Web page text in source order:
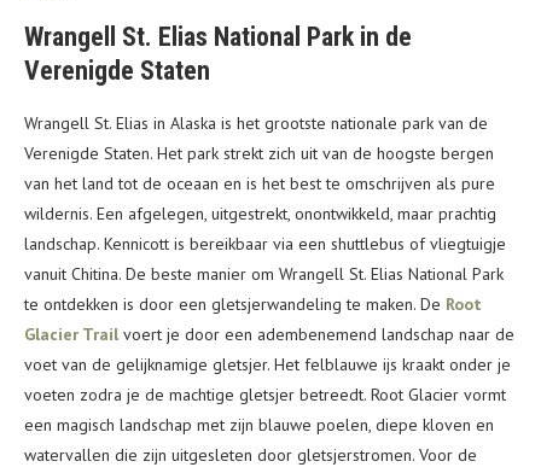
Wrangell St. Elias National Park in de
Verenigde Staten
Wrangell St. Elias in Alaska is het grootste nationale park van de
Verenigde Staten. Het park strekt zich uit van de hoogste bergen
van het land tot de oceaan en is het best te omschrijven als pure
wildernis. Een afgelegen, uitgestrekt, onontwikkeld, maar prachtig
landschap. Kennicott is bereikbaar via een shuttlebus of vliegtuigje
vanuit Chitina. De beste manier om Wrangell St. Elias National Park
te ontdekken is door een gletsjerwandeling te maken. De Root
Glacier Trailvoert je door een adembenemend landschap naar de
voet van de gelijknamige gletsjer. Het felblauwe ijs kraakt onder je
voeten zodra je de machtige gletsjer betreedt. Root Glacier vormt
een magisch landschap met zijn blauwe poelen, diepe kloven en
watervallen die zijn uitgesleten door gletsjerstromen. Voor de